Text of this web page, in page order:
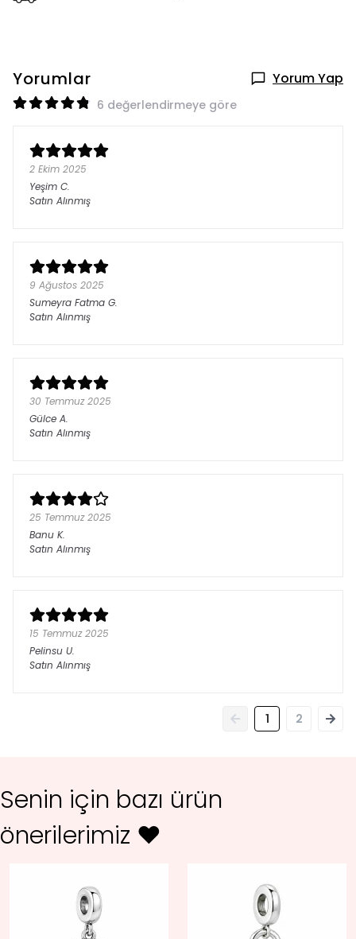
Yorumlar Yorum Yap
6 değerlendirmeye göre
2 Ekim 2025
Yeşim C.
Satın Alınmış
9 Ağustos 2025
Sumeyra Fatma G.
Satın Alınmış
30 Temmuz 2025
Gülce A.
Satın Alınmış
25 Temmuz 2025
Banu K.
Satın Alınmış
15 Temmuz 2025
Pelinsu U.
Satın Alınmış
1 2
Senin için bazı ürün
önerilerimiz ♥